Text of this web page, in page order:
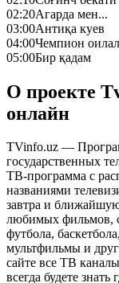
02:20Агарда мен...
03:00Антиқа куев
04:00Чемпион
05:00Бир қадам
О проекте
онлайн
TVinfo.uz —
государственных
ТВ-программа с
названиями
завтра и
любимых фильмов,
футбола,
мультфильмы и
сайте все ТВ
всегда будете